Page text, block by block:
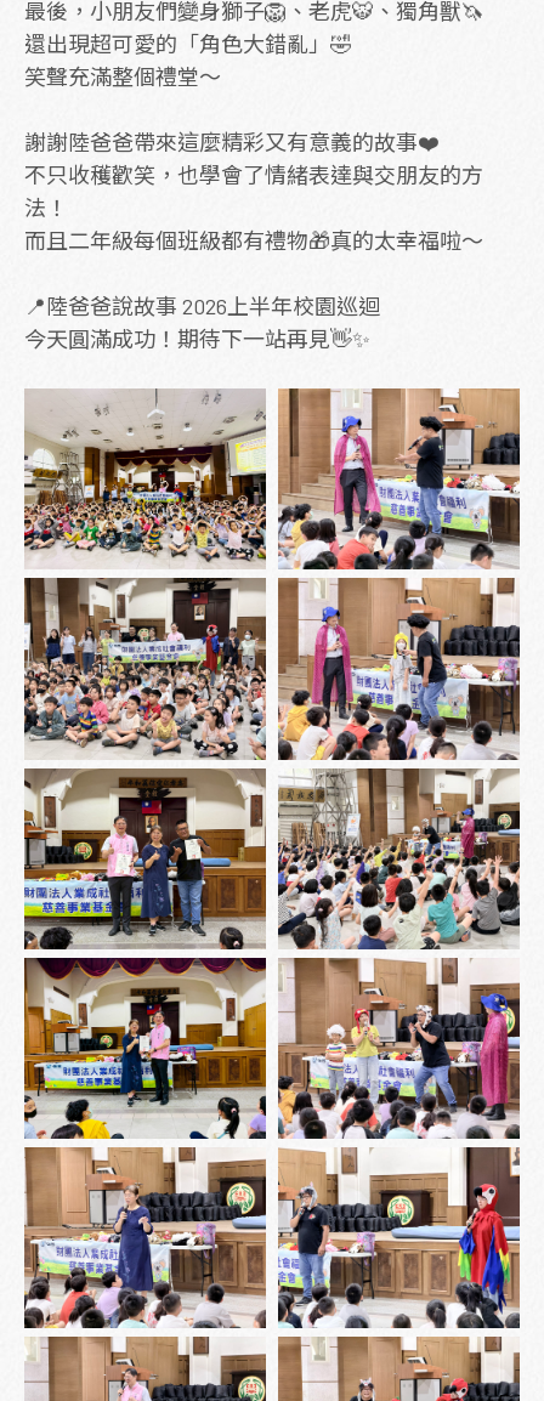
最後，小朋友們變身獅子🦁、老虎🐯、獨角獸🦄
還出現超可愛的「角色大錯亂」🤣
笑聲充滿整個禮堂～
謝謝陸爸爸帶來這麼精彩又有意義的故事❤️
不只收穫歡笑，也學會了情緒表達與交朋友的方
法！
而且二年級每個班級都有禮物🎁真的太幸福啦～
📍陸爸爸說故事 2026上半年校園巡迴
今天圓滿成功！期待下一站再見👋✨